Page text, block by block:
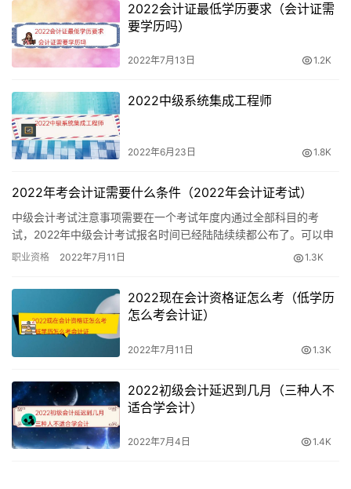
报名时间：3月、4月或9月考试时间：6月或12月
BEC商务英语考试
考试时间5月和11月
托福考试/雅思/GRE/SAT报名和考试
日语等级水平考试
报名时间：3月底和9月底
考试时间：7月和12月
专业技能类
计算机一、二级
报名时间：7/12月考试时间：6/12月
普通话证书
2022会计证最低学历要求（会计证需
要学历吗）
2022年7月13日 1.2K
2022中级系统集成工程师
2022年6月23日 1.8K
2022年考会计证需要什么条件（2022年会计证考试）
中级会计考试注意事项需要在一个考试年度内通过全部科目的考
试，2022年中级会计考试报名时间已经陆陆续续都公布了。可以申
请参加注册会计师全国统一考试综合阶段考试：2022年中级会计
职业资格 2022年7月11日 1.3K
2022现在会计资格证怎么考（低学历
怎么考会计证）
2022年7月11日 1.3K
2022初级会计延迟到几月（三种人不
适合学会计）
2022年7月4日 1.4K